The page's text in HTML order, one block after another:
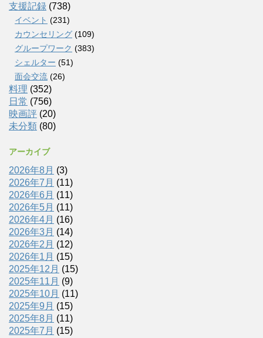
支援記録 (738)
イベント (231)
カウンセリング (109)
グループワーク (383)
シェルター (51)
面会交流 (26)
料理 (352)
日常 (756)
映画評 (20)
未分類 (80)
アーカイブ
2026年8月 (3)
2026年7月 (11)
2026年6月 (11)
2026年5月 (11)
2026年4月 (16)
2026年3月 (14)
2026年2月 (12)
2026年1月 (15)
2025年12月 (15)
2025年11月 (9)
2025年10月 (11)
2025年9月 (15)
2025年8月 (11)
2025年7月 (15)